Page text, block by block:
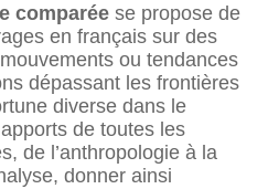
comparée se propose de
en français sur des
ou tendances
dépassant les frontières
diverse dans le
de toutes les
de l’anthropologie à la
donner ainsi